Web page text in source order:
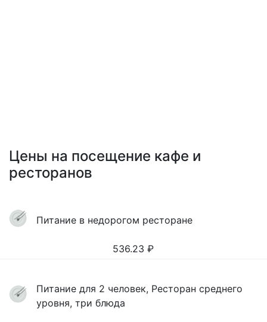
Цены на посещение кафе и
ресторанов
Питание в недорогом ресторане
536.23 ₽
Питание для 2 человек, Ресторан среднего
уровня, три блюда